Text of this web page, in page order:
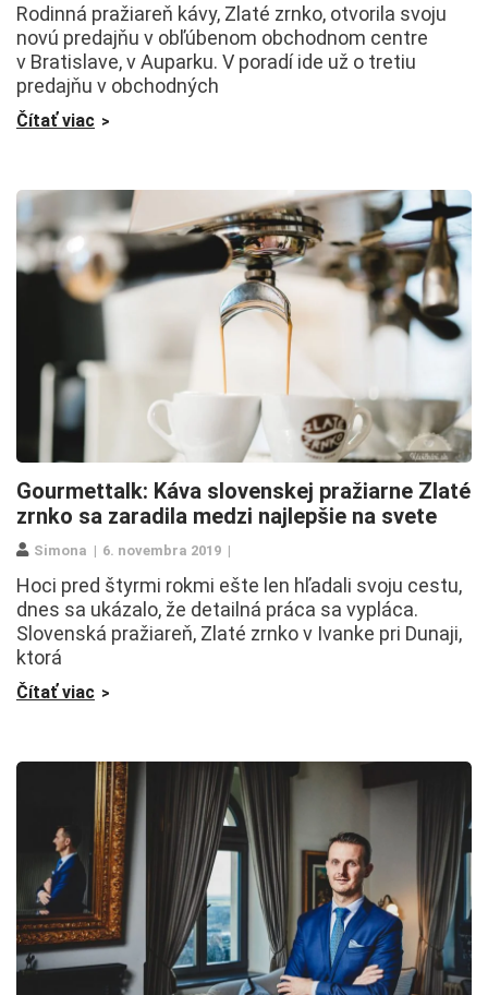
Rodinná pražiareň kávy, Zlaté zrnko, otvorila svoju
novú predajňu v obľúbenom obchodnom centre
v Bratislave, v Auparku. V poradí ide už o tretiu
predajňu v obchodných
Čítať viac
Gourmettalk: Káva slovenskej pražiarne Zlaté
zrnko sa zaradila medzi najlepšie na svete
Simona 6. novembra 2019
Hoci pred štyrmi rokmi ešte len hľadali svoju cestu,
dnes sa ukázalo, že detailná práca sa vypláca.
Slovenská pražiareň, Zlaté zrnko v Ivanke pri Dunaji,
ktorá
Čítať viac